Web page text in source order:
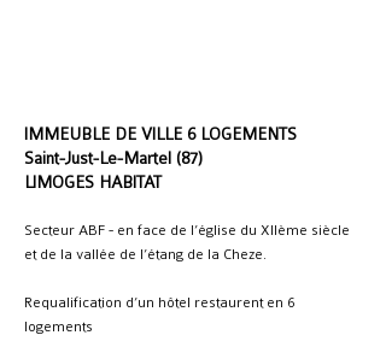
IMMEUBLE DE VILLE 6 LOGEMENTS
Saint-Just-Le-Martel (87)
LIMOGES HABITAT
Secteur ABF - en face de l’église du XIIème siècle
et de la vallée de l’étang de la Cheze.
Requalification d’un hôtel restaurent en 6
logements